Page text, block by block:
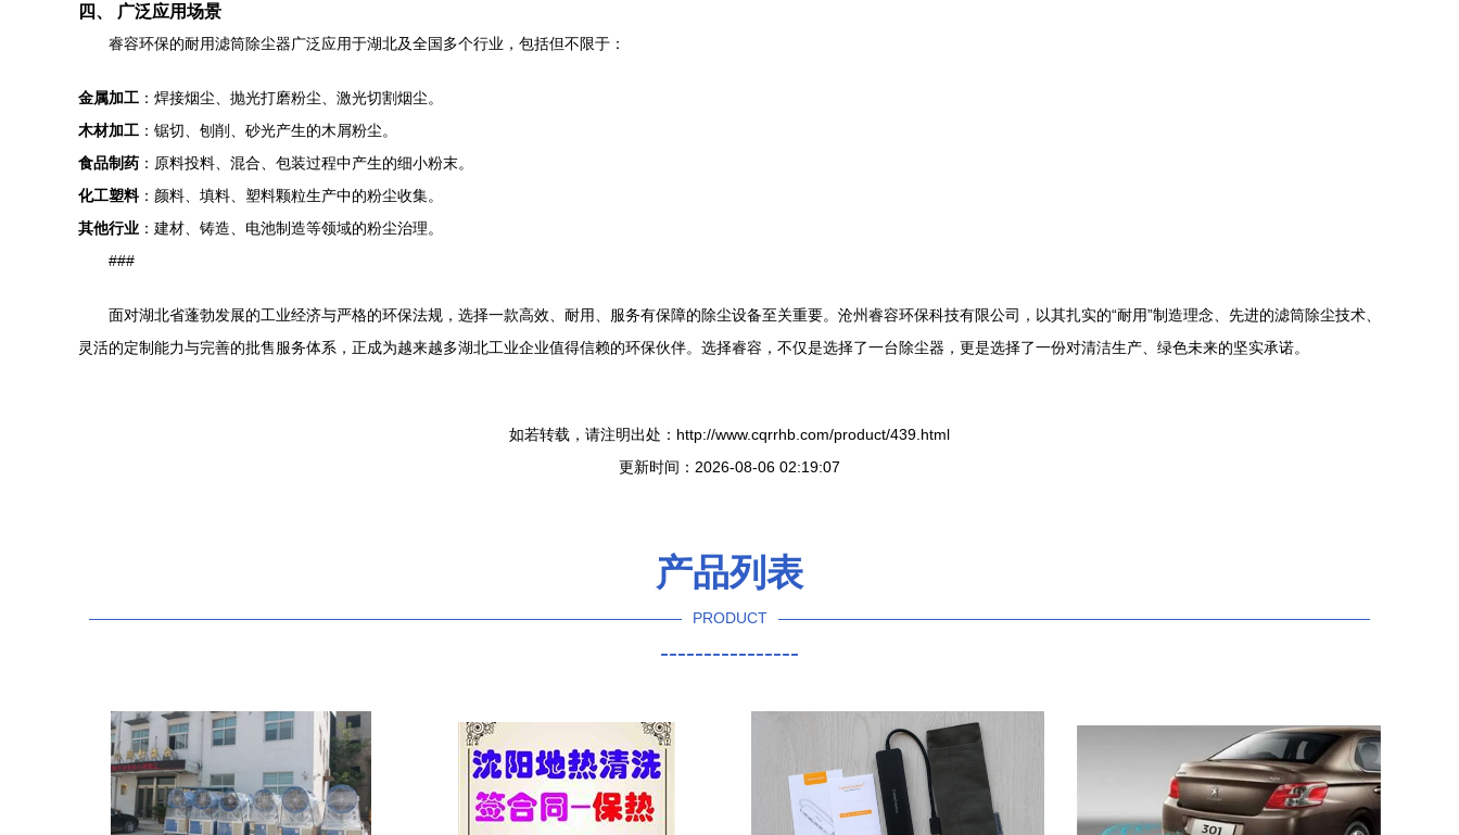
四、 广泛应用场景
睿容环保的耐用滤筒除尘器广泛应用于湖北及全国多个行业，包括但不限于：
金属加工 ：焊接烟尘、抛光打磨粉尘、激光切割烟尘。
木材加工 ：锯切、刨削、砂光产生的木屑粉尘。
食品制药 ：原料投料、混合、包装过程中产生的细小粉末。
化工塑料：颜料、填料、塑料颗粒生产中的粉尘收集。
其他行业 ：建材、铸造、电池制造等领域的粉尘治理。
###
面对湖北省蓬勃发展的工业经济与严格的环保法规，选择一款高效、耐用、服务有保障的除尘设备至关重要。沧州睿容环保科技有限公司，以其扎实的“耐用”制造理念、先进的滤筒除尘技术、
灵活的定制能力与完善的批售服务体系，正成为越来越多湖北工业企业值得信赖的环保伙伴。选择睿容，不仅是选择了一台除尘器，更是选择了一份对清洁生产、绿色未来的坚实承诺。
如若转载，请注明出处：http://www.cqrrhb.com/product/439.html
更新时间：2026-08-06 02:19:07
产品列表
PRODUCT
----------------